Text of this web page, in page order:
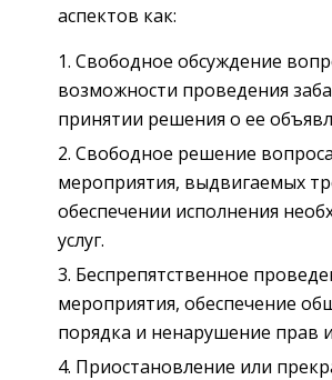
аспектов как:
Свободное обсуждение
возможности проведения
принятии решения о ее
Свободное решение
мероприятия, выдвигаемых
обеспечении исполнения
услуг.
Беспрепятственное
мероприятия, обеспечение
порядка и ненарушение прав
Приостановление или